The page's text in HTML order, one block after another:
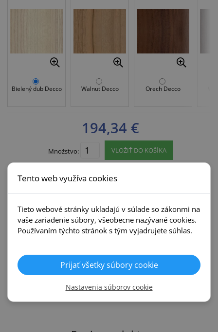
Bielený dub Decco Walnut Decco Orech Decco
194,34 €
Množstvo: VLOŽIŤ DO KOŠÍKA
Príbuzné kategórie
Interiérové dvere
Intenso
Zárubne
Intenso
Posuvné systémy
Tento web využíva cookies
Tieto webové stránky ukladajú v súlade so zákonmi na
vaše zariadenie súbory, všeobecne nazývané cookies.
Používaním týchto stránok s tým vyjadrujete súhlas.
Prijať všetky súbory cookie
Nastavenia súborov cookie